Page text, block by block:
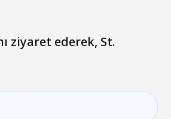
ziyaret ederek, St.